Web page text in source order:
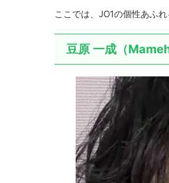
ここでは、JO1の個性あふ
豆原 一成（